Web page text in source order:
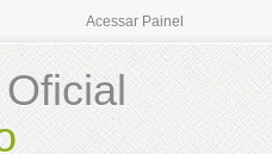
Acessar Painel